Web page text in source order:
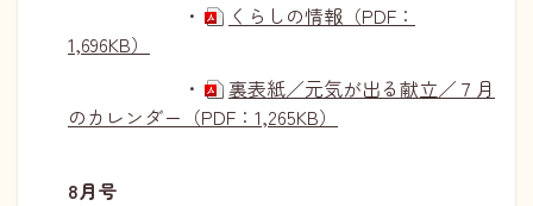
・
くらしの情報（PDF：
1,696KB）
・
裏表紙／元気が出る献立／７月
のカレンダー（PDF：1,265KB）
8月号